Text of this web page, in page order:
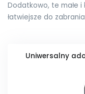
Dodatkowo, te małe
łatwiejsze do
Uniwersalny